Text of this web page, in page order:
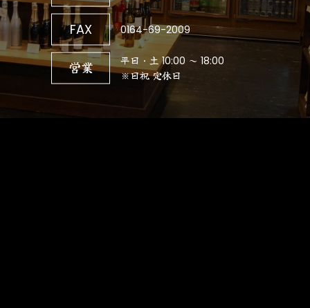
FAX 0164-69-2009
営業
平日・土 10:00 ～ 18:00
※日祝 定休日